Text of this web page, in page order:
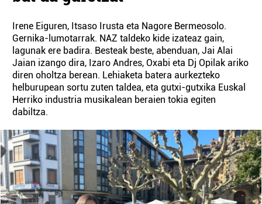
Irene Eiguren, Itsaso Irusta eta Nagore Bermeosolo.
Gernika-lumotarrak. NAZ taldeko kide izateaz gain,
lagunak ere badira. Besteak beste, abenduan, Jai Alai
Jaian izango dira, Izaro Andres, Oxabi eta Dj Opilak ariko
diren oholtza berean. Lehiaketa batera aurkezteko
helburupean sortu zuten taldea, eta gutxi-gutxika Euskal
Herriko industria musikalean beraien tokia egiten
dabiltza.